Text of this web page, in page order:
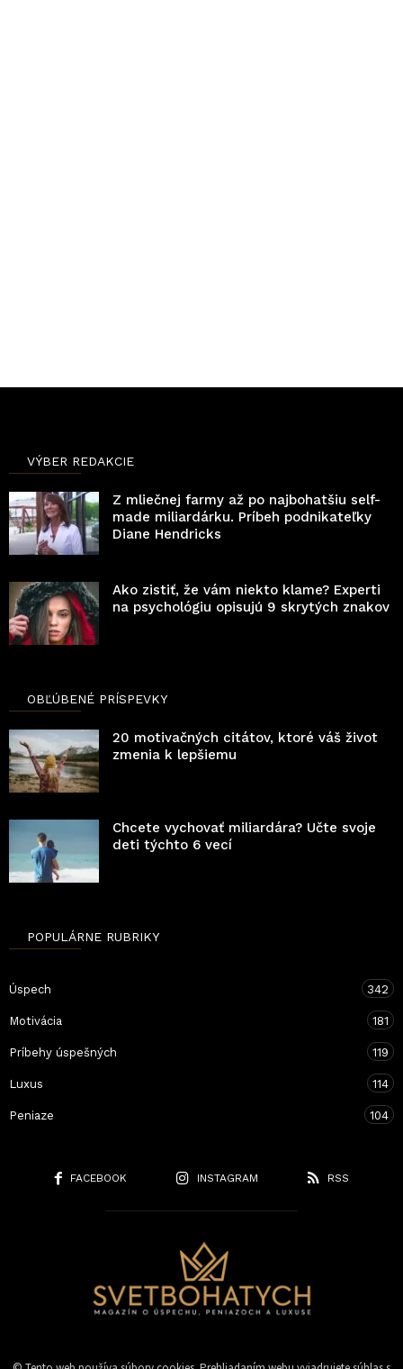
VÝBER REDAKCIE
Z mliečnej farmy až po najbohatšiu self-
made miliardárku. Príbeh podnikateľky
Diane Hendricks
Ako zistiť, že vám niekto klame? Experti
na psychológiu opisujú 9 skrytých znakov
OBĽÚBENÉ PRÍSPEVKY
20 motivačných citátov, ktoré váš život
zmenia k lepšiemu
Chcete vychovať miliardára? Učte svoje
deti týchto 6 vecí
POPULÁRNE RUBRIKY
Úspech 342
Motivácia 181
Príbehy úspešných 119
Luxus 114
Peniaze 104
FACEBOOK INSTAGRAM RSS